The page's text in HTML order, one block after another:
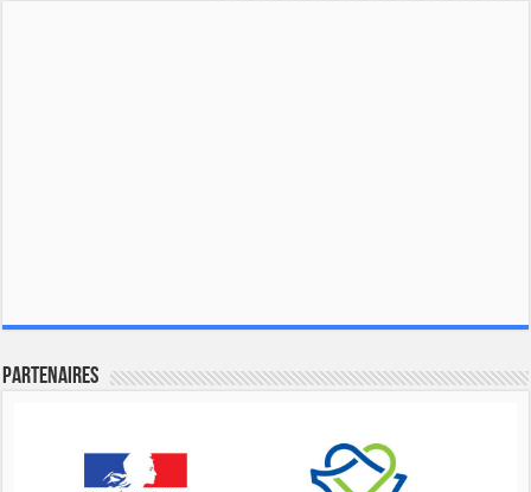
Partenaires